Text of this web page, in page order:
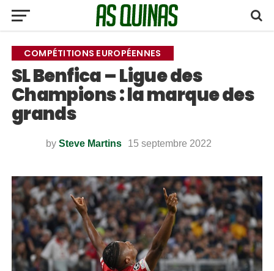
COMPÉTITIONS EUROPÉENNES
SL Benfica – Ligue des
Champions : la marque des
grands
by Steve Martins 15 septembre 2022